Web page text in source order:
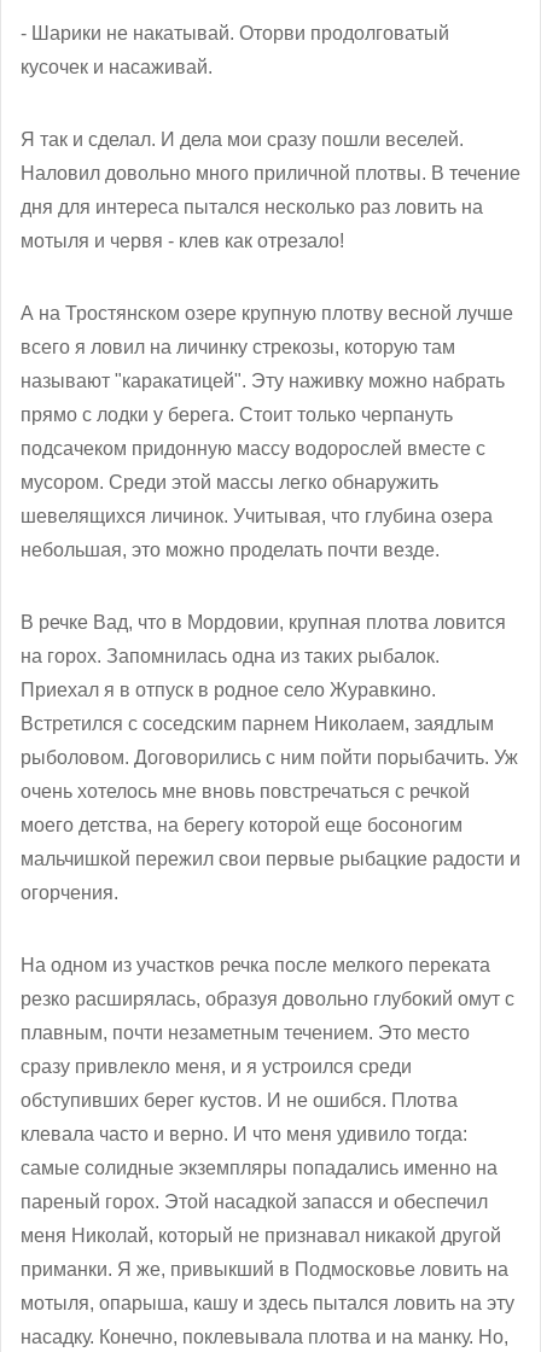
- Шарики не накатывай. Оторви продолговатый
кусочек и насаживай.
Я так и сделал. И дела мои сразу пошли веселей.
Наловил довольно много приличной плотвы. В течение
дня для интереса пытался несколько раз ловить на
мотыля и червя - клев как отрезало!
А на Тростянском озере крупную плотву весной лучше
всего я ловил на личинку стрекозы, которую там
называют "каракатицей". Эту наживку можно набрать
прямо с лодки у берега. Стоит только черпануть
подсачеком придонную массу водорослей вместе с
мусором. Среди этой массы легко обнаружить
шевелящихся личинок. Учитывая, что глубина озера
небольшая, это можно проделать почти везде.
В речке Вад, что в Мордовии, крупная плотва ловится
на горох. Запомнилась одна из таких рыбалок.
Приехал я в отпуск в родное село Журавкино.
Встретился с соседским парнем Николаем, заядлым
рыболовом. Договорились с ним пойти порыбачить. Уж
очень хотелось мне вновь повстречаться с речкой
моего детства, на берегу которой еще босоногим
мальчишкой пережил свои первые рыбацкие радости и
огорчения.
На одном из участков речка после мелкого переката
резко расширялась, образуя довольно глубокий омут с
плавным, почти незаметным течением. Это место
сразу привлекло меня, и я устроился среди
обступивших берег кустов. И не ошибся. Плотва
клевала часто и верно. И что меня удивило тогда:
самые солидные экземпляры попадались именно на
пареный горох. Этой насадкой запасся и обеспечил
меня Николай, который не признавал никакой другой
приманки. Я же, привыкший в Подмосковье ловить на
мотыля, опарыша, кашу и здесь пытался ловить на эту
насадку. Конечно, поклевывала плотва и на манку. Но,